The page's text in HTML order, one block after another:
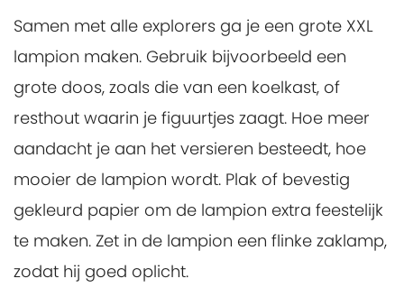
Samen met alle explorers ga je een grote XXL
lampion maken. Gebruik bijvoorbeeld een
grote doos, zoals die van een koelkast, of
resthout waarin je figuurtjes zaagt. Hoe meer
aandacht je aan het versieren besteedt, hoe
mooier de lampion wordt. Plak of bevestig
gekleurd papier om de lampion extra feestelijk
te maken. Zet in de lampion een flinke zaklamp,
zodat hij goed oplicht.